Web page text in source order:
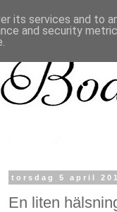
torsdag 5 april
En liten
its services and to
and security